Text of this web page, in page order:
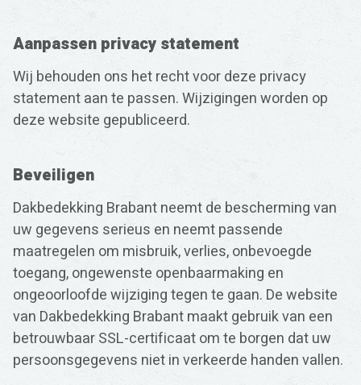
Aanpassen privacy statement
Wij behouden ons het recht voor deze privacy
statement aan te passen. Wijzigingen worden op
deze website gepubliceerd.
Beveiligen
Dakbedekking Brabant neemt de bescherming van
uw gegevens serieus en neemt passende
maatregelen om misbruik, verlies, onbevoegde
toegang, ongewenste openbaarmaking en
ongeoorloofde wijziging tegen te gaan. De website
van Dakbedekking Brabant maakt gebruik van een
betrouwbaar SSL-certificaat om te borgen dat uw
persoonsgegevens niet in verkeerde handen vallen.